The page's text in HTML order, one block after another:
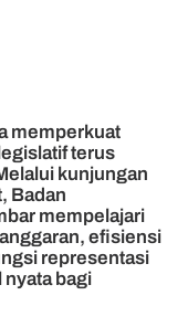
memperkuat
terus
kunjungan
Badan
mempelajari
efisiensi
representasi
nyata bagi